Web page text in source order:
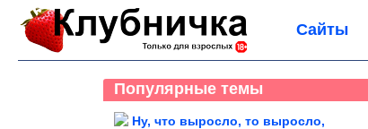
Сайты
Популярные темы
Ну, что выросло, то выросло,